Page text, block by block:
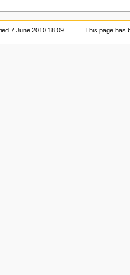
7 June 2010 18:09. This page has